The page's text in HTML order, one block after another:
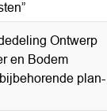
Ontwerp
en Bodem
plan-